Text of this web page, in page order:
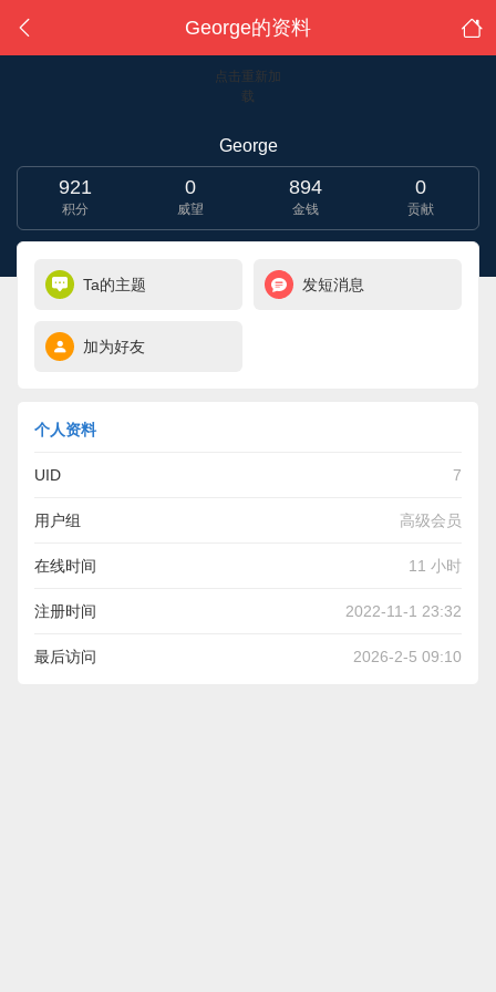
George的资料
点击重新加
载
George
921
积分
0
威望
894
金钱
0
贡献
Ta的主题 发短消息
加为好友
个人资料
UID 7
用户组 高级会员
在线时间 11 小时
注册时间 2022-11-1 23:32
最后访问 2026-2-5 09:10